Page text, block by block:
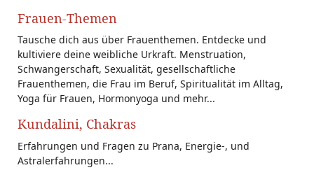
Frauen-Themen
Tausche dich aus über Frauenthemen. Entdecke und
kultiviere deine weibliche Urkraft. Menstruation,
Schwangerschaft, Sexualität, gesellschaftliche
Frauenthemen, die Frau im Beruf, Spiritualität im Alltag,
Yoga für Frauen, Hormonyoga und mehr...
Kundalini, Chakras
Erfahrungen und Fragen zu Prana, Energie-, und
Astralerfahrungen...